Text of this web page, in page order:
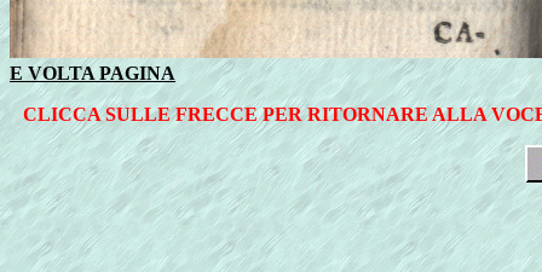
E VOLTA PAGINA
CLICCA SULLE FRECCE PER RITORNARE ALLA